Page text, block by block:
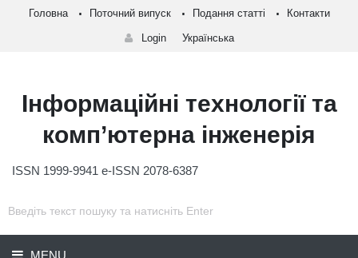
Головна Поточний випуск Подання статті Контакти
Login Українська
Інформаційні технології та
комп’ютерна інженерія
ISSN 1999-9941 e-ISSN 2078-6387
MENU